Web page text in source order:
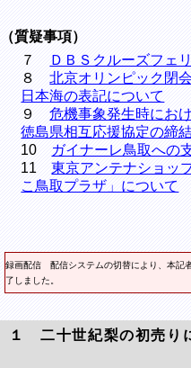
（質疑事項）
７
ＤＢＳクルーズフェ
８北京オリンピック閉
日本海の表記について
９危機事象発生時にお
徳島県相互応援協定の締
10 ガイナーレ鳥取への
11東京アンテナショッ
こ鳥取プラザ」について
録画配信 配信システムの切替により、本記
了しました。
１ 二十世紀梨の初売り